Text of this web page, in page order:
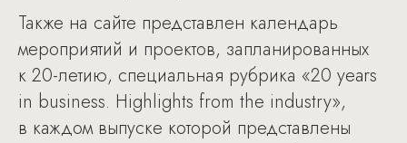
Также на сайте представлен календарь
мероприятий и проектов, запланированных
к 20-летию, специальная рубрика «20 years
in business. Highlights from the industry»,
в каждом выпуске которой представлены